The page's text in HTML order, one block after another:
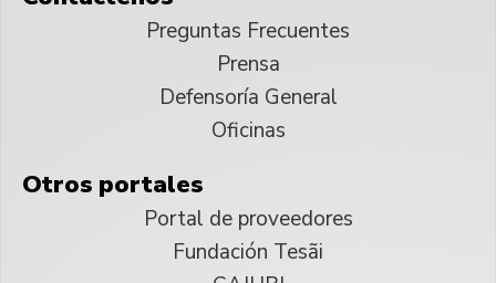
Preguntas Frecuentes
Prensa
Defensoría General
Oficinas
Otros portales
Portal de proveedores
Fundación Tesãi